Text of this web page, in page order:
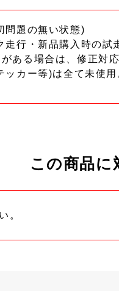
問題の無い状態)
行・新品購入時の試
ある場合は、修正対
カー等)は全て未使用
この商品に
。